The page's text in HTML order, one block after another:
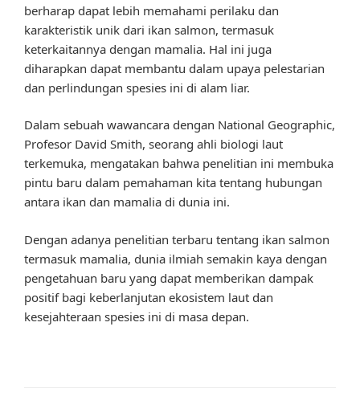
berharap dapat lebih memahami perilaku dan
karakteristik unik dari ikan salmon, termasuk
keterkaitannya dengan mamalia. Hal ini juga
diharapkan dapat membantu dalam upaya pelestarian
dan perlindungan spesies ini di alam liar.
Dalam sebuah wawancara dengan National Geographic,
Profesor David Smith, seorang ahli biologi laut
terkemuka, mengatakan bahwa penelitian ini membuka
pintu baru dalam pemahaman kita tentang hubungan
antara ikan dan mamalia di dunia ini.
Dengan adanya penelitian terbaru tentang ikan salmon
termasuk mamalia, dunia ilmiah semakin kaya dengan
pengetahuan baru yang dapat memberikan dampak
positif bagi keberlanjutan ekosistem laut dan
kesejahteraan spesies ini di masa depan.